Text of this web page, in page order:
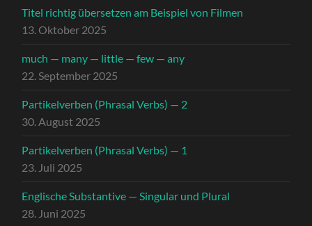
Titel richtig übersetzen am Beispiel von Filmen
13. Oktober 2025
much — many — little — few — any
22. September 2025
Partikelverben (Phrasal Verbs) — 2
30. August 2025
Partikelverben (Phrasal Verbs) — 1
23. Juli 2025
Englische Substantive — Singular und Plural
28. Juni 2025